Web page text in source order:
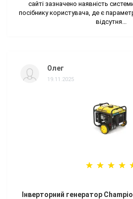
сайті зазначено наявність
посібнику користувача, де є
відсутня...
Олег
19.11.2025
Інверторний генератор